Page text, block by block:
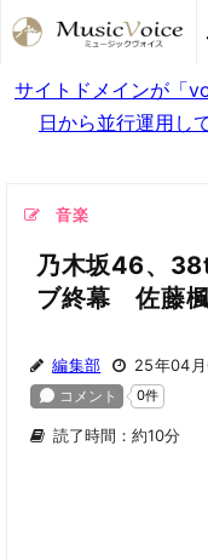
サイトドメインが「
日から並行運用し
音楽
乃木坂46、
ブ終幕 佐藤
編集部 25年04
読了時間：約10分